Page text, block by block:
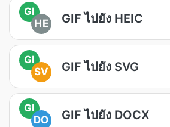
GI
HE
GIF ไปยัง HEIC
GI
SV
GIF ไปยัง SVG
GI
DO
GIF ไปยัง DOCX